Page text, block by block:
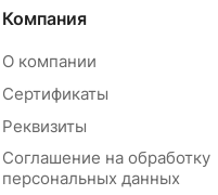
Компания
О компании
Сертификаты
Реквизиты
Соглашение на обработку
персональных данных